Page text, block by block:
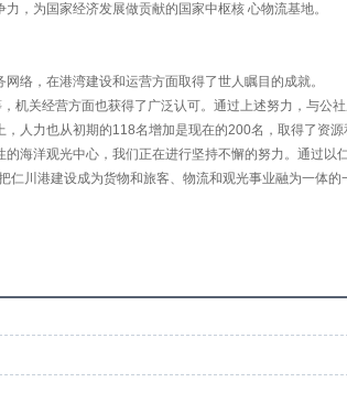
，为国家经济发展做贡献的国家中枢核 心物流基地。
络，在港湾建设和运营方面取得了世人瞩目的成就。
机关经营方面也获得了广泛认可。通过上述努力，与公
人力也从初期的118名增加是现在的200名，取得了资
海洋观光中心，我们正在进行坚持不懈的努力。通过以
川港建设成为货物和旅客、物流和观光事业融为一体的